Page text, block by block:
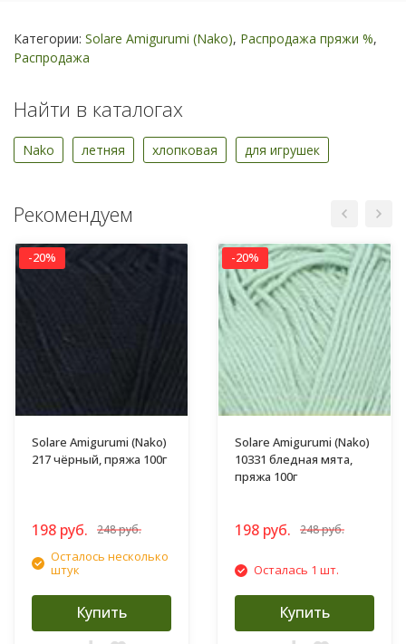
Категории: Solare Amigurumi (Nako), Распродажа пряжи %,
Распродажа
Найти в каталогах
Nako летняя хлопковая для игрушек
Рекомендуем
-20%
Solare Amigurumi (Nako)
217 чёрный, пряжа 100г
198 руб. 248 руб.
Осталось несколько
штук
Купить
-20%
Solare Amigurumi (Nako)
10331 бледная мята,
пряжа 100г
198 руб. 248 руб.
Осталась 1 шт.
Купить